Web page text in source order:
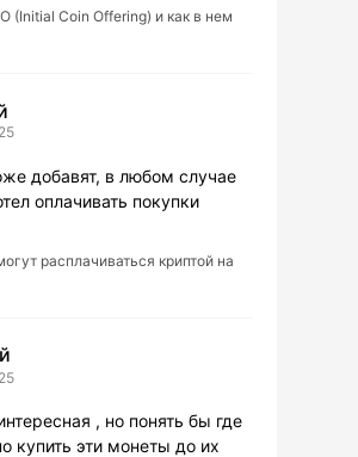
(Initial Coin Offering) и как в нем
добавят, в любом случае
оплачивать покупки
расплачиваться криптой на
, но понять бы где
купить эти монеты до их